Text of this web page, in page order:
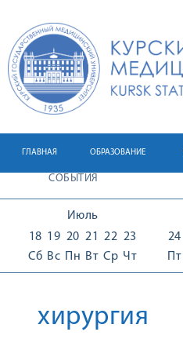
ГЛАВНАЯ ОБРАЗОВАНИЕ
СОБЫТИЯ
Июль
18
Сб
19
Вс
20
Пн
21
Вт
22
Ср
23
Чт
24
Пт
хирургия